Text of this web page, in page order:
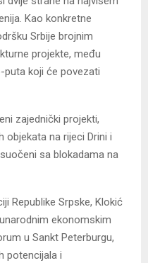
Kao konkretne
Srbije brojnim
projekte, među
puta koji će povezati
zajednički projekti,
objekata na rijeci Drini i
sa blokadama na
Republike Srpske, Klokić
ekonomskim
u Sankt Peterburgu,
potencijala i